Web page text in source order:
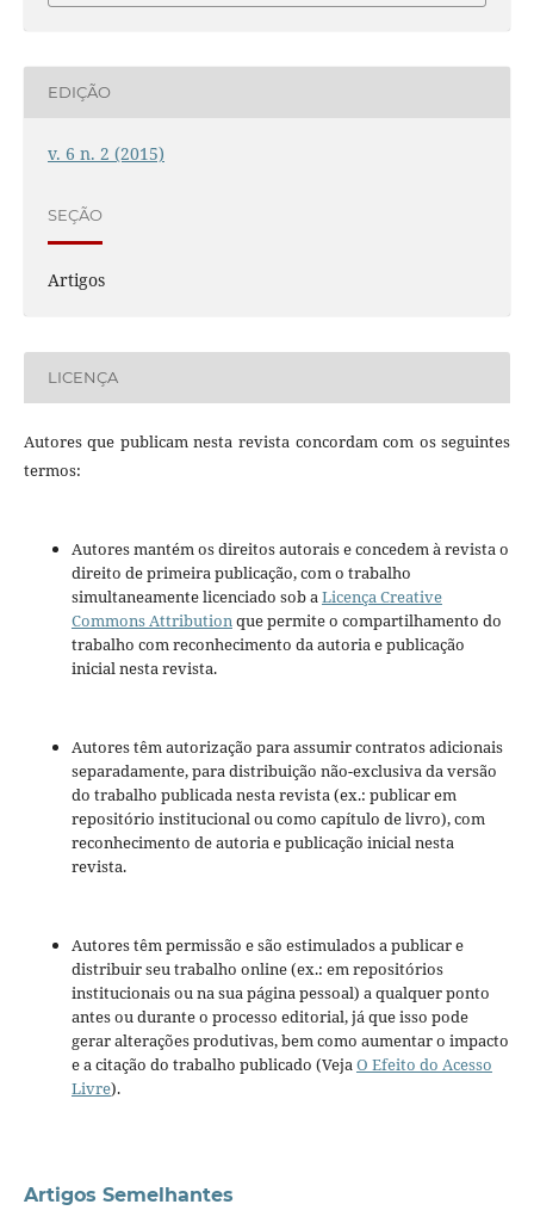
EDIÇÃO
v. 6 n. 2 (2015)
SEÇÃO
Artigos
LICENÇA
Autores que publicam nesta revista concordam com os seguintes
termos:
Autores mantém os direitos autorais e concedem à revista o
direito de primeira publicação, com o trabalho
simultaneamente licenciado sob aLicença Creative
Commons Attributionque permite o compartilhamento do
trabalho com reconhecimento da autoria e publicação
inicial nesta revista.
Autores têm autorização para assumir contratos adicionais
separadamente, para distribuição não-exclusiva da versão
do trabalho publicada nesta revista (ex.: publicar em
repositório institucional ou como capítulo de livro), com
reconhecimento de autoria e publicação inicial nesta
revista.
Autores têm permissão e são estimulados a publicar e
distribuir seu trabalho online (ex.: em repositórios
institucionais ou na sua página pessoal) a qualquer ponto
antes ou durante o processo editorial, já que isso pode
gerar alterações produtivas, bem como aumentar o impacto
e a citação do trabalho publicado (VejaO Efeito do Acesso
Livre).
Artigos Semelhantes